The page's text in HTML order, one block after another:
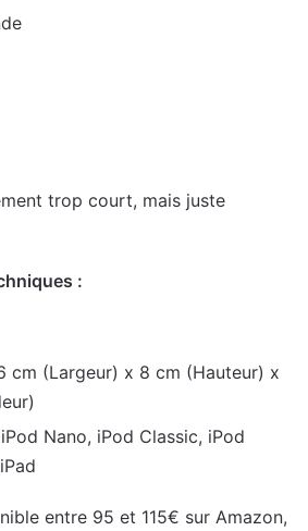
trop court, mais juste
:
cm (Largeur) x 8 cm (Hauteur) x
Nano, iPod Classic, iPod
entre 95 et 115€ sur Amazon,